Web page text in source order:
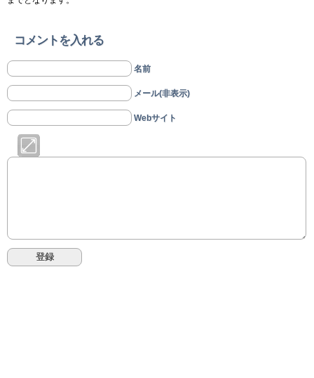
コメントを入れる
名前
メール(非表示)
Webサイト